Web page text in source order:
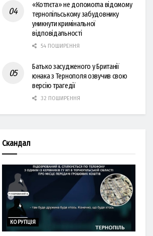
«Котлєта» не допомогла відомому
тернопільському забудовнику
уникнути кримінальної
відповідальності
54 ПОШИРЕННЯ
Батько засудженого у Британії
юнака з Тернополя озвучив свою
версію трагедії
32 ПОШИРЕННЯ
Скандал
КОРУПЦІЯ